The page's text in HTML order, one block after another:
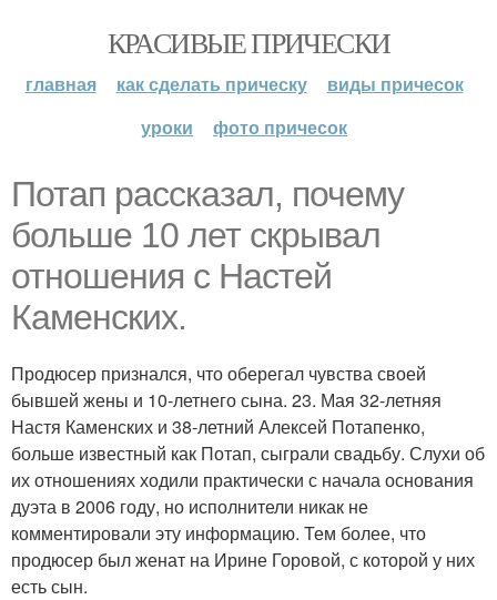
КРАСИВЫЕ ПРИЧЕСКИ
главная как сделать прическу
виды причесок
уроки
фото причесок
Потап рассказал, почему
больше 10 лет скрывал
отношения с Настей
Каменских.
Продюсер признался, что оберегал чувства своей
бывшей жены и 10-летнего сына. 23. Мая 32-летняя
Настя Каменских и 38-летний Алексей Потапенко,
больше известный как Потап, сыграли свадьбу. Слухи об
их отношениях ходили практически с начала основания
дуэта в 2006 году, но исполнители никак не
комментировали эту информацию. Тем более, что
продюсер был женат на Ирине Горовой, с которой у них
есть сын.